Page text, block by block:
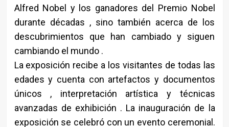
Alfred Nobel y los ganadores del Premio Nobel
durante décadas , sino también acerca de los
descubrimientos que han cambiado y siguen
cambiando el mundo .
La exposición recibe a los visitantes de todas las
edades y cuenta con artefactos y documentos
únicos , interpretación artística y técnicas
avanzadas de exhibición . La inauguración de la
exposición se celebró con un evento ceremonial.